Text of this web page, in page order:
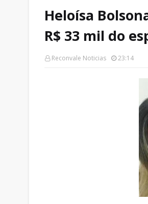
Heloísa
R$ 33 mil do
Reconvale Noticias 23:14